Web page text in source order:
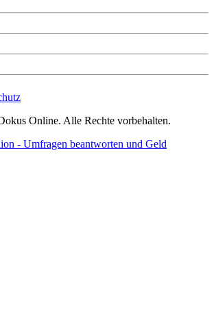
Online. Alle Rechte vorbehalten.